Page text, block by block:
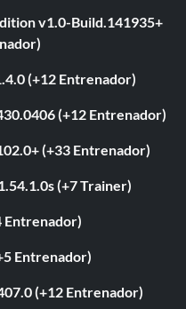
v1.0-Build.141935+
(+12 Entrenador)
(+12 Entrenador)
(+33 Entrenador)
(+7 Trainer)
Entrenador)
Entrenador)
(+12 Entrenador)